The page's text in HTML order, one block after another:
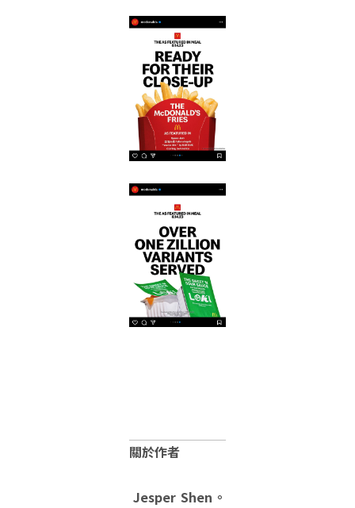
關於作者
Jesper Shen。